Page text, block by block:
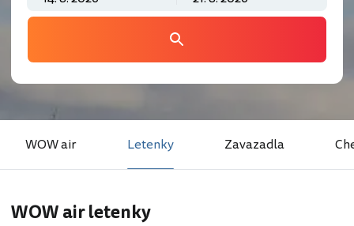
WOW air Letenky Zavazadla
WOW air letenky